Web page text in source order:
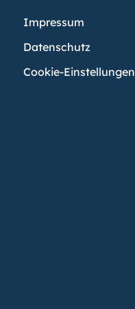
Impressum
Datenschutz
Cookie-Einstellungen